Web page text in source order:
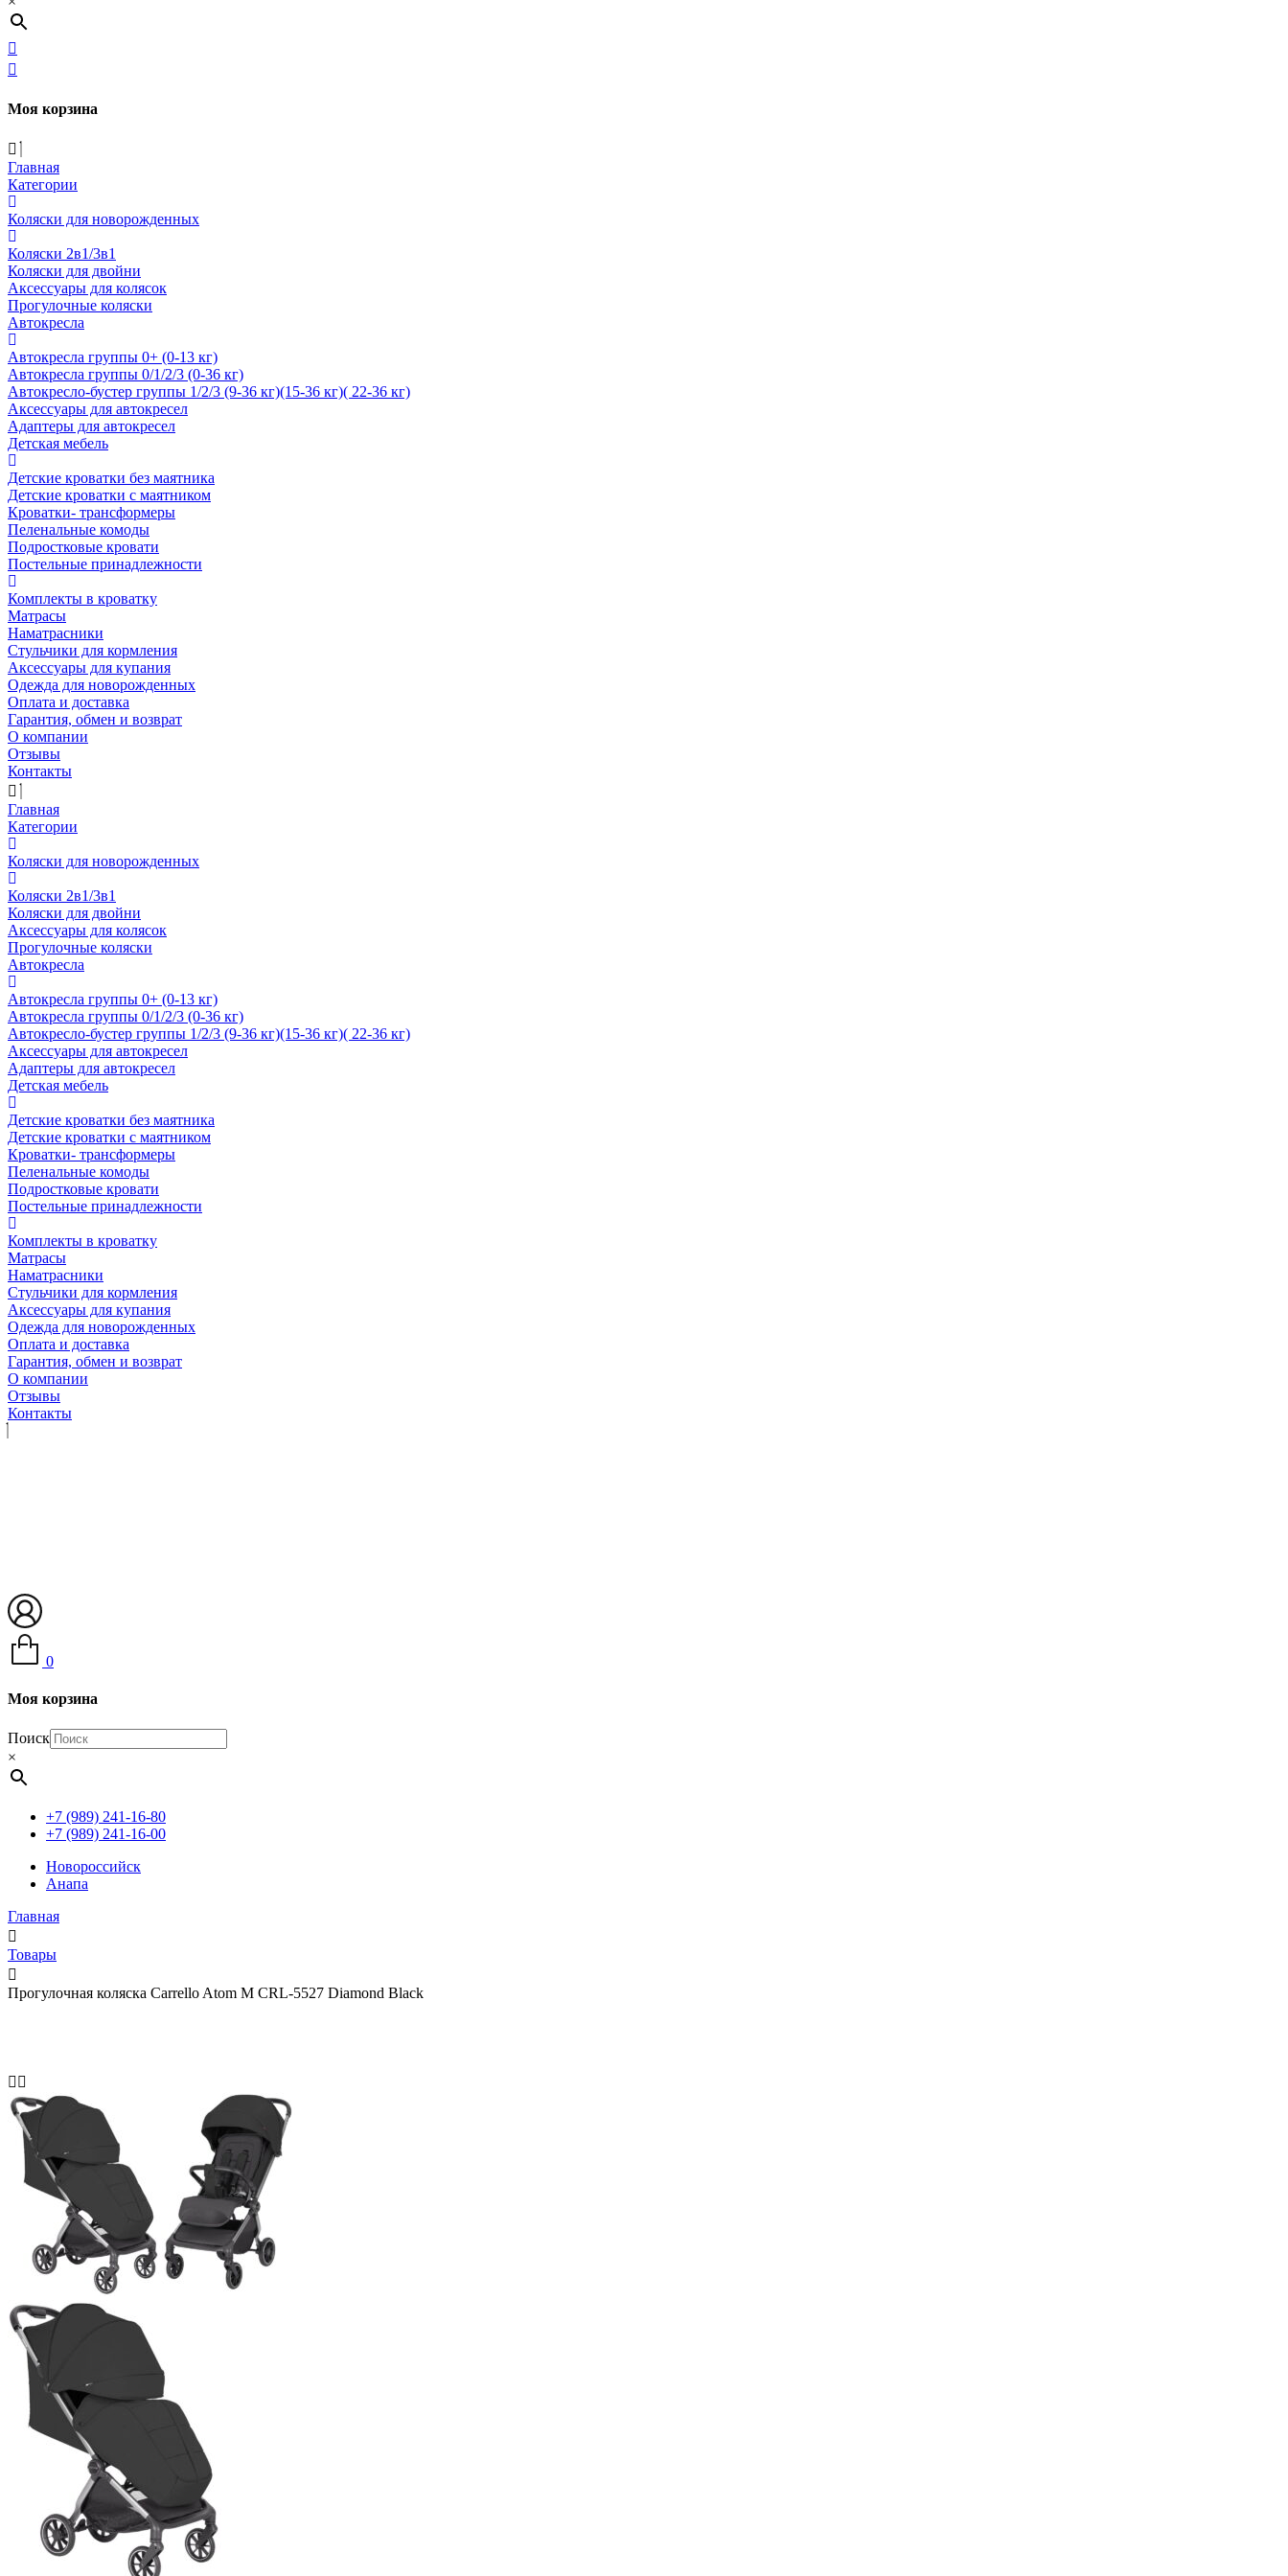
Моя корзина
Главная
Категории
Коляски для новорожденных
Коляски 2в1/3в1
Коляски для двойни
Аксессуары для колясок
Прогулочные коляски
Автокресла
Автокресла группы 0+ (0-13 кг)
Автокресла группы 0/1/2/3 (0-36 кг)
Автокресло-бустер группы 1/2/3 (9-36 кг)(15-36 кг)( 22-36 кг)
Аксессуары для автокресел
Адаптеры для автокресел
Детская мебель
Детские кроватки без маятника
Детские кроватки с маятником
Кроватки- трансформеры
Пеленальные комоды
Подростковые кровати
Постельные принадлежности
Комплекты в кроватку
Матрасы
Наматрасники
Стульчики для кормления
Аксессуары для купания
Одежда для новорожденных
Оплата и доставка
Гарантия, обмен и возврат
О компании
Отзывы
Контакты
Главная
Категории
Коляски для новорожденных
Коляски 2в1/3в1
Коляски для двойни
Аксессуары для колясок
Прогулочные коляски
Автокресла
Автокресла группы 0+ (0-13 кг)
Автокресла группы 0/1/2/3 (0-36 кг)
Автокресло-бустер группы 1/2/3 (9-36 кг)(15-36 кг)( 22-36 кг)
Аксессуары для автокресел
Адаптеры для автокресел
Детская мебель
Детские кроватки без маятника
Детские кроватки с маятником
Кроватки- трансформеры
Пеленальные комоды
Подростковые кровати
Постельные принадлежности
Комплекты в кроватку
Матрасы
Наматрасники
Стульчики для кормления
Аксессуары для купания
Одежда для новорожденных
Оплата и доставка
Гарантия, обмен и возврат
О компании
Отзывы
Контакты
0
Моя корзина
Поиск
×
+7 (989) 241-16-80
+7 (989) 241-16-00
Новороссийск
Анапа
Главная
Товары
Прогулочная коляска Carrello Atom M CRL-5527 Diamond Black